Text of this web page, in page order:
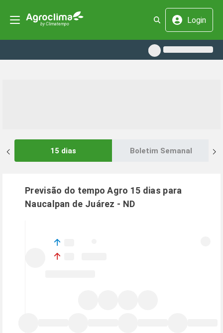
Login
15 dias Boletim Semanal
Previsão do tempo Agro 15 dias para
Naucalpan de Juárez - ND